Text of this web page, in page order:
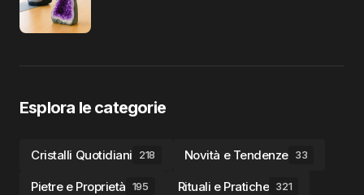
Esplora le categorie
Cristalli Quotidiani 218 Novità e Tendenze 33
Pietre e Proprietà 195 Rituali e Pratiche 321